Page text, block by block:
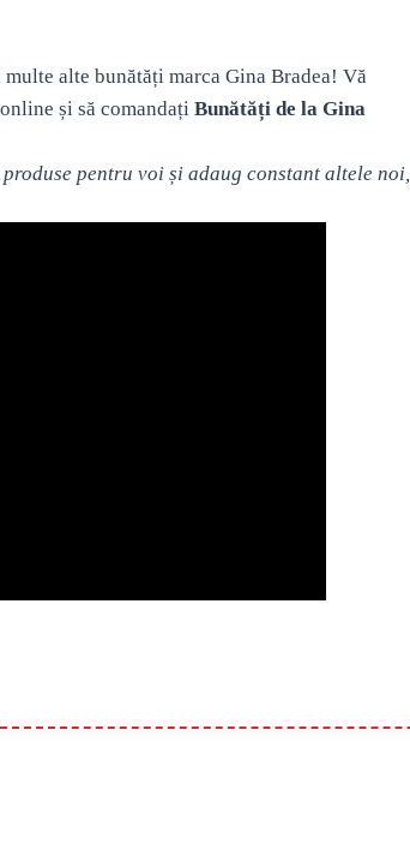
alte bunătăți marca Gina Bradea! Vă
și să comandați Bunătăți de la Gina
pentru voi și adaug constant altele noi,